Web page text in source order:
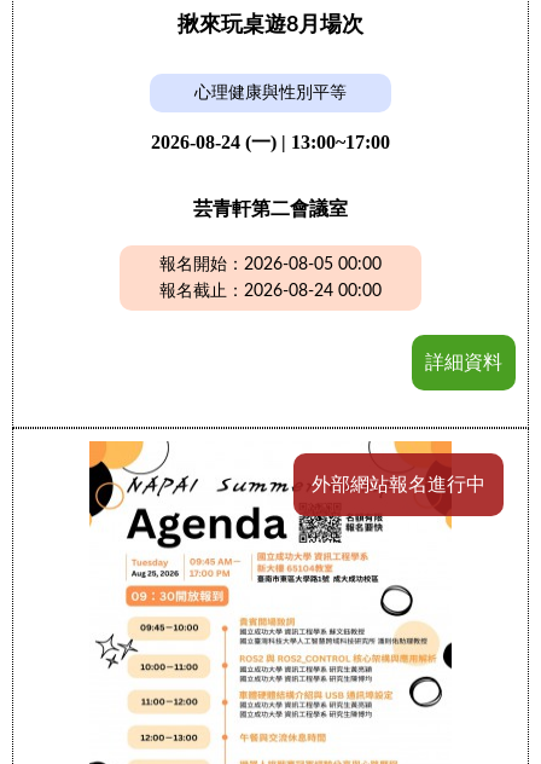
揪來玩桌遊8月場次
心理健康與性別平等
2026-08-24 (一) | 13:00~17:00
芸青軒第二會議室
報名開始：2026-08-05 00:00
報名截止：2026-08-24 00:00
詳細資料
外部網站報名進行中